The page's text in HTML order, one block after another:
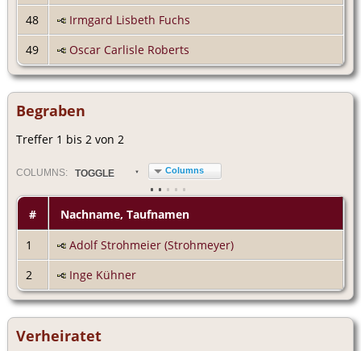
48
Irmgard Lisbeth Fuchs
49
Oscar Carlisle Roberts
Begraben
Treffer 1 bis 2 von 2
COLUMN S: TOGGLE Columns
#
Nachname, Taufnamen
1
Adolf Strohmeier (Strohmeyer)
2
Inge Kühner
Verheiratet